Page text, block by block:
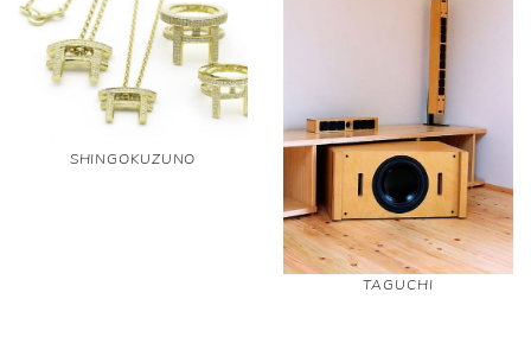
SHINGOKUZUNO
TAGUCHI